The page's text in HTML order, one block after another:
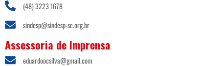
(48) 3223 1678
sindesp@sindesp-sc.org.br
Assessoria de Imprensa
eduardoocsilva@gmail.com